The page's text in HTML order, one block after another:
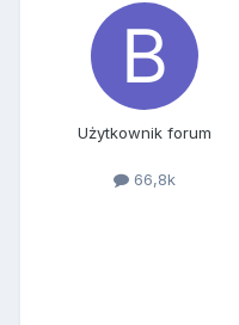
Użytkownik forum
66,8k